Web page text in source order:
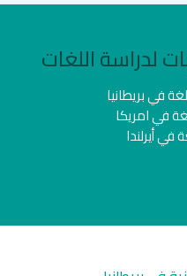
لدراسة اللغات
في بريطانيا
في امريكا
أيرلندا